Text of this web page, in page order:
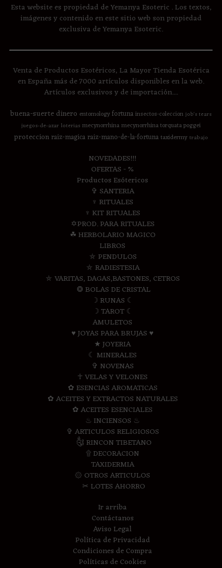
Esta website es propiedad de Yemanya Esoteric . Los textos,
imágenes y contenido en este sitio web son propiedad
exclusiva de Yemanya Esoteric.
Venta de Productos Esotéricos, La Mayor Tienda Esotérica
en España más de 7000 artículos disponibles en la web.
Artículos exclusivos y de importación....
buena-suertedinero entomologyfortunainsectos-coleccion job's tears
juegos-de-azar loterias mecynorrhinamecynorrhina torquata poggei
proteccion raiz-magica raiz-mano-de-la-fortunataxidermy trabajo
NOVEDADES!!!
OFERTAS - %
Productos Esótericos
✞ SANTERIA
♆ RITUALES
♆ KIT RITUALES
✡PROD. PARA RITUALES
☘ HERBOLARIO MAGICO
LIBROS
⛤ PENDULOS
⛤ RADIESTESIA
⛤ VARITAS, DAGAS,BASTONES, CETROS
❂ BOLAS DE CRISTAL
☽ RUNAS ☾
☽ TAROT ☾
AMULETOS
♥ JOYAS PARA BRUJAS ♥
★ JOYERIA
☾ MINERALES
✞ NOVENAS
☥ VELAS Y VELONES
✿ ESENCIAS AROMATICAS
✿ ACEITES Y EXTRACTOS NATURALES
✿ ACEITES ESENCIALES
♨ INCIENSOS ♨
✞ ARTICULOS RELIGIOSOS
༃ RINCON TIBETANO
۩ DECORACION
TAXIDERMIA
۞ OTROS ARTICULOS
✂ LOTES AHORRO
Ir arriba
Contáctanos
Aviso Legal
Política de Privacidad
Condiciones de Compra
Políticas de Cookies